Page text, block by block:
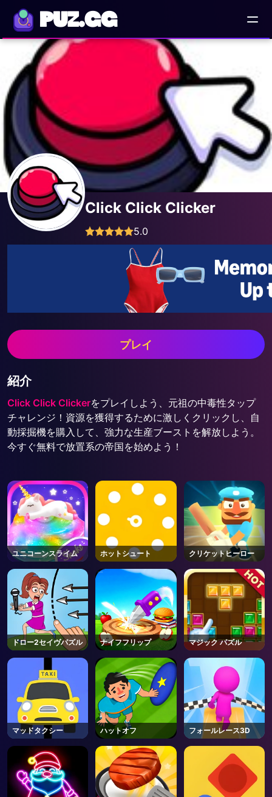
PUZ.GG
Click Click Clicker
5.0
プレイ
紹介
Click Click Clickerをプレイしよう、元祖の中毒性タップ
チャレンジ！資源を獲得するために激しくクリックし、自
動採掘機を購入して、強力な生産ブーストを解放しよう。
今すぐ無料で放置系の帝国を始めよう！
ユニコーンスライム ホットシュート クリケットヒーロー
ドロー2セイヴパズル ナイフフリップ マジック パズル
マッドタクシー ハットオフ フォールレース3D